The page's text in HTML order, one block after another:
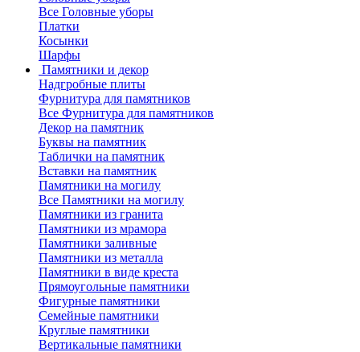
Все Головные уборы
Платки
Косынки
Шарфы
Памятники и декор
Надгробные плиты
Фурнитура для памятников
Все Фурнитура для памятников
Декор на памятник
Буквы на памятник
Таблички на памятник
Вставки на памятник
Памятники на могилу
Все Памятники на могилу
Памятники из гранита
Памятники из мрамора
Памятники заливные
Памятники из металла
Памятники в виде креста
Прямоугольные памятники
Фигурные памятники
Семейные памятники
Круглые памятники
Вертикальные памятники